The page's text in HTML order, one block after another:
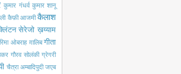
कुमार गंधर्व कुमार शानू
कैफ़ी आजमी कैलाश
सेरेजो ख़य्याम
ओबराह ग़ालिब गीता
गौरव सोलंकी ग्रेगरी
चैत्रा अम्बादिपुदी जएब